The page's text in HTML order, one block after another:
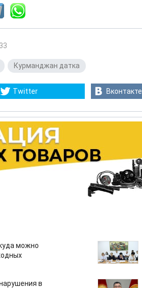
Курманджан датка
Twitter Вконтакте
можно
в